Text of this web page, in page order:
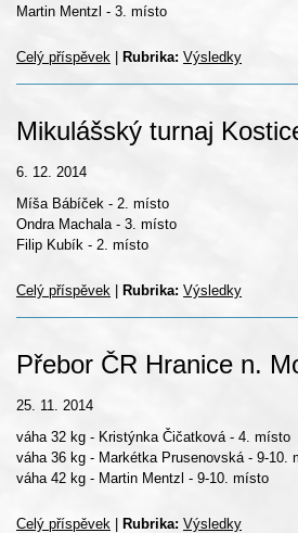
Martin Mentzl - 3. místo
Celý příspěvek Rubrika: Výsledky
Mikulášský turnaj
6. 12. 2014
Míša Bábíček - 2. místo
Ondra Machala - 3. místo
Filip Kubík - 2. místo
Celý příspěvek Rubrika: Výsledky
Přebor ČR Hranice n.
25. 11. 2014
váha 32 kg - Kristýnka Čičatková - 4. místo
váha 36 kg - Markétka Prusenovská - 9-10.
váha 42 kg - Martin Mentzl - 9-10. místo
Celý příspěvek Rubrika: Výsledky